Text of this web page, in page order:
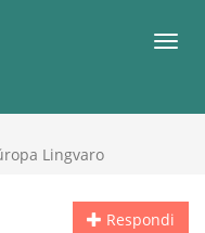
Lingvaro
Respondi